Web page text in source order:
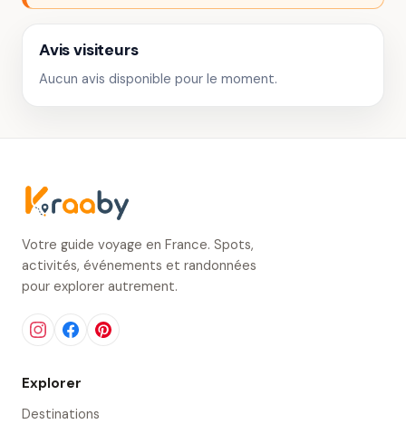
Avis visiteurs
Aucun avis disponible pour le moment.
Votre guide voyage en France. Spots,
activités, événements et randonnées
pour explorer autrement.
Explorer
Destinations